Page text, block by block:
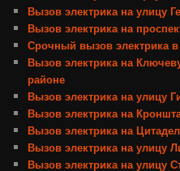
Вызов электрика на улицу
Вызов электрика на
Срочный вызов электрика в
Вызов электрика на
районе
Вызов электрика на улицу
Вызов электрика на
Вызов электрика на
Вызов электрика на улицу
Вызов электрика на улицу